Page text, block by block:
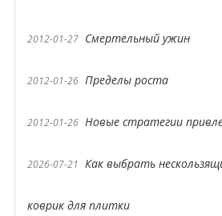
2012-01-27 Смертельный ужин
2012-01-26 Пределы роста
2012-01-26 Новые стратегии
2026-07-21 Как выбрать
коврик для плитки